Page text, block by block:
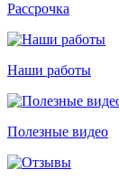
Рассрочка
Наши работы
Полезные видео